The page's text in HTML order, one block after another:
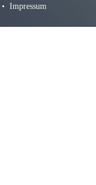
• Impressum